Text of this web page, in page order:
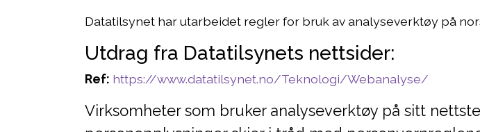
Datatilsynet har utarbeidet regler for bruk av analyseverktøy på
Utdrag fra Datatilsynets nettsider:
Ref: https://www.datatilsynet.no/Teknologi/Webanalyse/
Virksomheter som bruker analyseverktøy på sitt